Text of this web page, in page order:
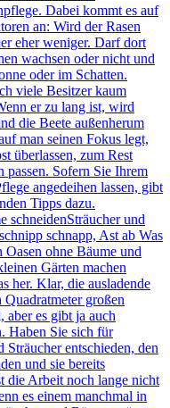
Dabei kommt es auf
an: Wird der Rasen
eher weniger. Darf dort
wachsen oder nicht und
oder im Schatten.
viele Besitzer kaum
er zu lang ist, wird
die Beete außenherum
man seinen Fokus legt,
überlassen, zum Rest
passen. Sofern Sie Ihrem
angedeihen lassen, gibt
Tipps dazu.
schneidenSträucher und
schnapp, Ast ab Was
Oasen ohne Bäume und
Gärten machen
her. Klar, die ausladende
großen
aber es gibt ja auch
Haben Sie sich für
Sträucher entschieden, den
und sie bereits
die Arbeit noch lange nicht
es einem manchmal in